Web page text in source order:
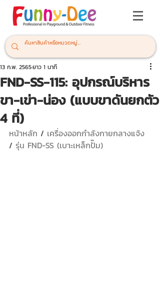
FND-SS-115: อุปกรณ์บริหาร
ขา-เข่า-น่อง (แบบขาดันยกตัว
4 ที่)
13 ก.พ. 2565ยาว 1 นาที
หน้าหลัก / เครื่องออกกำลังกายกลางแจ้ง
/ รุ่น FND-SS (เบาะเหล็กปั๊ม)